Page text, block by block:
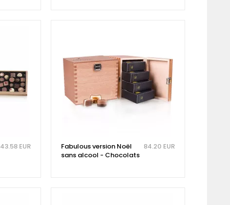
43.58 EUR
Fabulous version Noël
sans alcool - Chocolats
84.20 EUR